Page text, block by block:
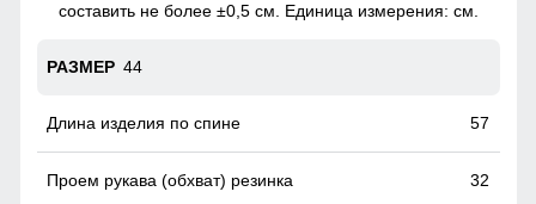
составить не более ±0,5 см. Единица измерения: см.
44
57
32